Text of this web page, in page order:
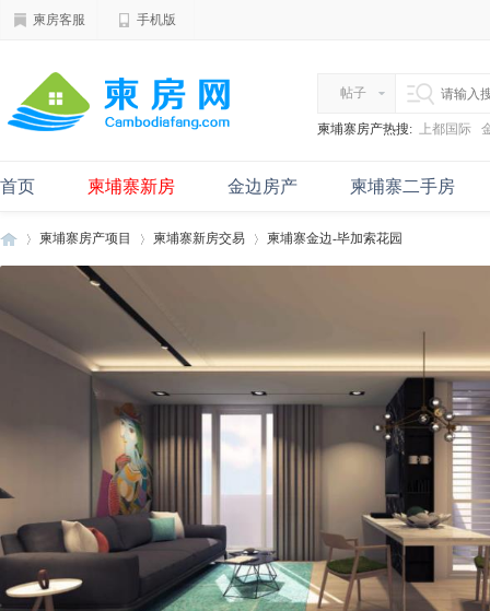
柬房客服 手机版
帖子
柬埔寨房产热搜: 上都国际
首页 柬埔寨新房 金边房产 柬埔寨二手房
柬
房
柬埔寨房产项目 柬埔寨新房交易 柬埔寨金边-毕加索花园